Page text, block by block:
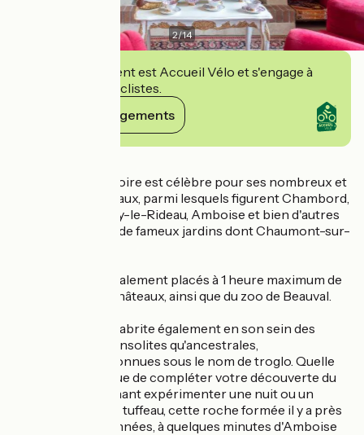
2/14
Cet établissement est Accueil Vélo et s'engage à
accueillir des cyclistes.
Voir ses engagements
La région Val de Loire est célèbre pour ses nombreux et
somptueux châteaux, parmi lesquels figurent Chambord,
Chenonceau, Azay-le-Rideau, Amboise et bien d'autres
encore. Ainsi que de fameux jardins dont Chaumont-sur-
Nos gîtes sont idéalement placés à 1 heure maximum de
tous ces grands châteaux, ainsi que du zoo de Beauval.
Le bassin ligérien abrite également en son sein des
habitations aussi insolites qu'ancestrales,
communément connues sous le nom de troglo. Quelle
meilleure façon que de compléter votre découverte du
patrimoine en venant expérimenter une nuit ou un
séjour au cœur du tuffeau, cette roche formée il y a près
de 90 millions d'années, à quelques minutes d'Amboise